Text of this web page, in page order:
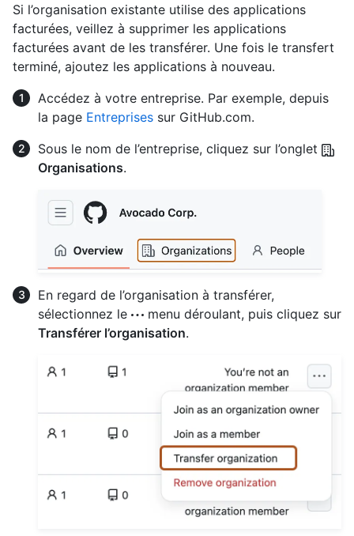
Si l’organisation existante utilise des applications
facturées, veillez à supprimer les applications
facturées avant de les transférer. Une fois le transfert
terminé, ajoutez les applications à nouveau.
Accédez à votre entreprise. Par exemple, depuis
la page Entreprises sur GitHub.com.
Sous le nom de l’entreprise, cliquez sur l’onglet
Organisations.
En regard de l’organisation à transférer,
sélectionnez le
menu déroulant, puis cliquez sur
Transférer l’organisation.